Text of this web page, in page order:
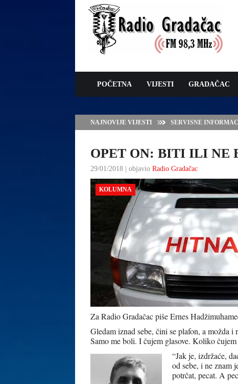
POČETNA VIJESTI GRADAČAC
NAJNOVIJE VIJESTI
VLADA TK –
GRADAČCA
OPET ON: BITI ILI NE
29/01/2018 | objavio Radio Gradačac
KOLUMNA
Za Radio Gradačac piše Ernes
Gledam iznad sebe, čini se plafon, a možda
Samo me boli. I čujem glasove. Koliko
“Jak je, izdržaće,
od sebe, i ne znam
potrčat, pecat. A